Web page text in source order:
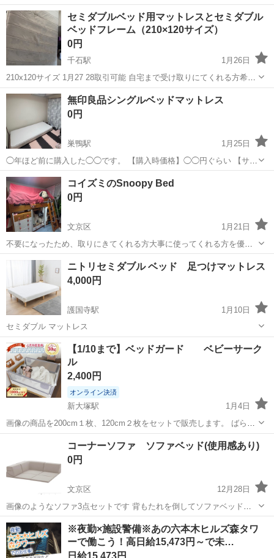
マットレスにはやや毛玉がございます。分解してお渡しします。 お渡
し期間：3/4-3/10 相談可 今週中に受け渡しが決まらない場合処分し
ます。
東京 文京区 本駒込駅 ベッド
セミダブルベッド用マットレスとセミダブル
ベッドフレーム（210×120サイズ）
0円
千石駅
1月26日
210x120サイズ 1月27 28取引可能 自宅まで受け取りにてくれる方希望
です。
東京 文京区 千石駅 ベッド セミダブルベッドフレーム
無印良品シングルベッドマットレス
0円
巣鴨駅
1月25日
◯年ほど前に購入した◯◯です。 【購入時価格】◯◯円ぐらい 【サイ
ズ】縦：◯cm、横：◯cm、奥行き：◯cm （大体です） 【傷などの
状態】とくに目立った傷はありません。 【アピールポイント】状態は
いいのでまだまだ使えます！...
東京 文京区 巣鴨駅
コイズミのSnoopy Bed
0円
文京区
1月21日
不要になったため、取りにきてくれる方大事に使ってくれる方を優先
にお譲りします。 日本の家具なので解体組み立て簡単です。
文京区 ベッド 譲り
ニトリセミダブル ベッド 足つけマットレス
4,000円
護国寺駅
1月10日
セミダブル マットレス
東京 文京区 護国寺駅 ベッド セミダブル
【1/10まで】ベッドガード ベビーサーク
ル
2,400円
オンライン決済
新大塚駅
1月4日
画像の商品を200cm１枚、120cm２枚をセットで販売します。 ばら売
り希望の方はメッセージをいただければと思います。 きれいに使用し
ておりましたが、あくまで中古品なので神経質な方はご遠慮くださ
い。 東京都文京区大塚ま...
新大塚駅
コーナーソファ ソファベッド(使用感あり)
0円
文京区
12月28日
画像のようなソファ3点セットです 背もたれを倒してソファベッドに
できるパーツ2種(長いのと短いの)と、コーナー部分になります 1番長
い部分に10cmほど破れがあり、全体に使用感があります 四角いマッ
トパーツはありません ...
東京 文京区 ベッド 背もたれ
※夜勤×施設警備※あの六本木ヒルズ森タワ
ーで働こう！高日給15,473円～で未…
日給15,473円